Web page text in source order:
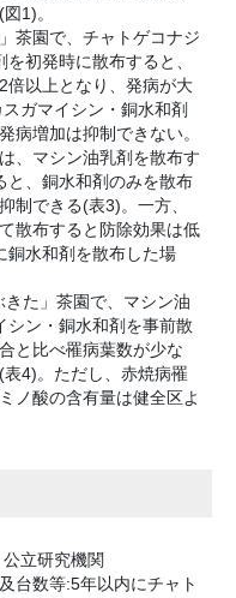
1)。
茶園で、チャトゲコナジ
初発時に散布すると、
倍以上となり、発病が大
ガマイシン・銅水和剤
病増加は抑制できない。
、マシン油乳剤を散布す
と、銅水和剤のみを散布
制できる(表3)。一方、
散布すると防除効果は低
銅水和剤を散布した場
きた」茶園で、マシン油
シン・銅水和剤を事前散
と比べ罹病葉数が少な
4)。ただし、赤焼病罹
ノ酸の含有量は健全区よ
立研究機関
台数等:5年以内にチャト